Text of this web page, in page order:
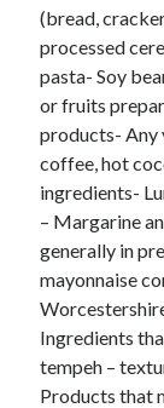
(bread,
processed
pasta- Soy
or fruits
products- Any
coffee, hot
ingredients-
– Margarine
generally in
mayonnaise
Ingredients
tempeh –
Products that